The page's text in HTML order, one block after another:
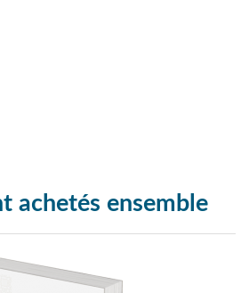
achetés ensemble